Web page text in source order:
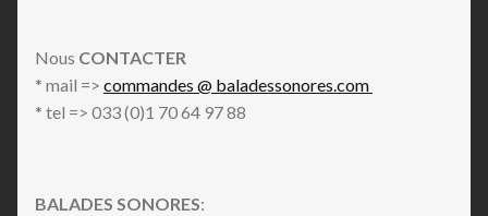
Nous CONTACTER
* mail => commandes @ baladessonores.com
* tel => 033 (0)1 70 64 97 88
BALADES SONORES: